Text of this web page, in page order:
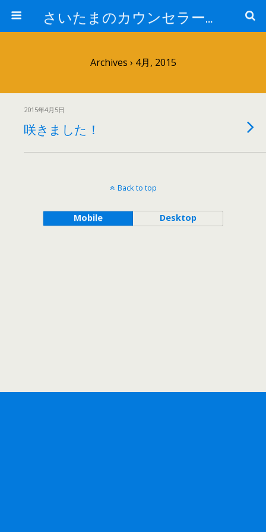
さいたまのカウンセラー日記
Archives › 4月, 2015
2015年4月5日
咲きました！
Back to top
Mobile Desktop